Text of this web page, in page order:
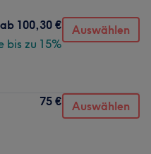
ab 100,30 €
bis zu 15%
Auswählen
75 € Auswählen